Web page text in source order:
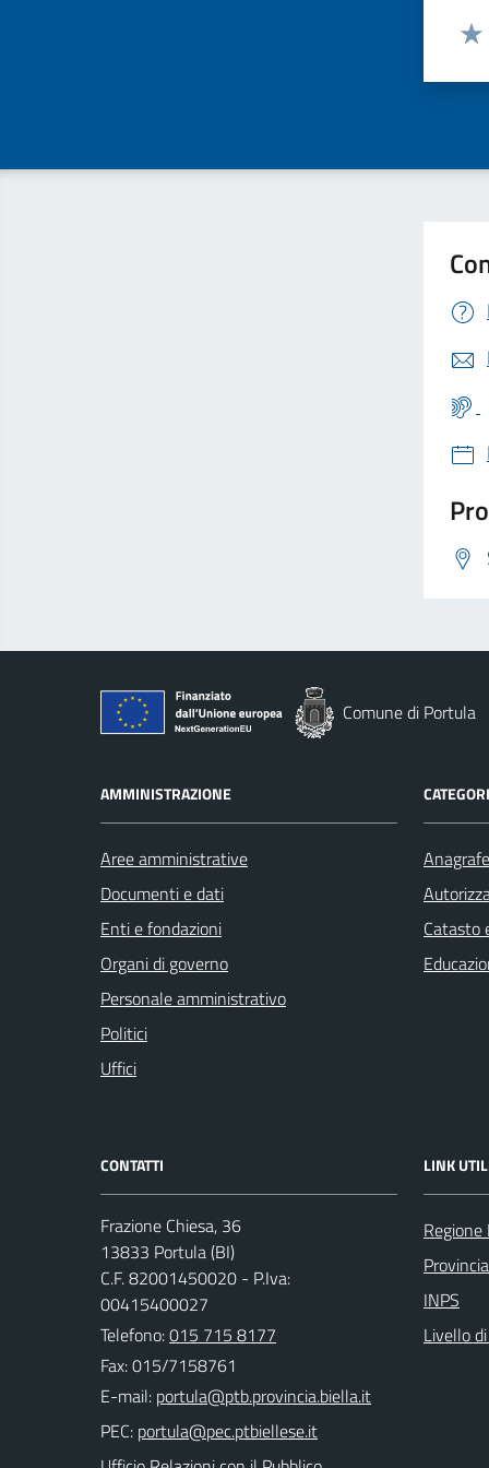
Comune di Portula
AMMINISTRAZIONE
Aree amministrative
Documenti e dati
Enti e fondazioni
Organi di governo
Personale amministrativo
Politici
Uffici
Catasto
CONTATTI
Frazione Chiesa, 36
13833 Portula (BI)
C.F. 82001450020 - P.Iva:
00415400027
Telefono:015 715 8177
Fax: 015/7158761
E-mail:
PEC:
LINK
INPS
Livello